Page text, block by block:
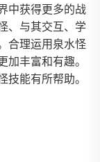
中获得更多的战
、与其交互、学
合理运用泉水怪
丰富和有趣。
能有所帮助。